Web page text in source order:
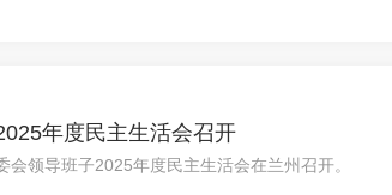
年度民主生活会召开
领导班子2025年度民主生活会在兰州召开。